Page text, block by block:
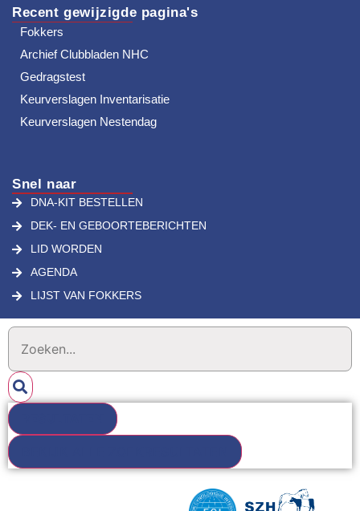
Recent gewijzigde pagina's
Fokkers
Archief Clubbladen NHC
Gedragstest
Keurverslagen Inventarisatie
Keurverslagen Nestendag
Snel naar
DNA-KIT BESTELLEN
DEK- EN GEBOORTEBERICHTEN
LID WORDEN
AGENDA
LIJST VAN FOKKERS